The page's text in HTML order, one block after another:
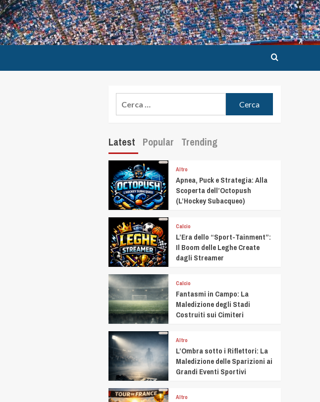
Latest Popular Trending
Altro
Apnea, Puck e Strategia: Alla
Scoperta dell’Octopush
(L’Hockey Subacqueo)
Calcio
L’Era dello “Sport-Tainment”:
Il Boom delle Leghe Create
dagli Streamer
Calcio
Fantasmi in Campo: La
Maledizione degli Stadi
Costruiti sui Cimiteri
Altro
L’Ombra sotto i Riflettori: La
Maledizione delle Sparizioni ai
Grandi Eventi Sportivi
Altro